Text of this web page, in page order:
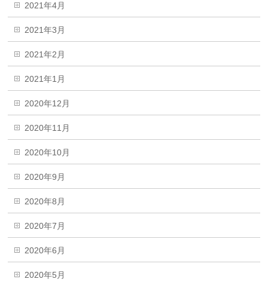
2021年4月
2021年3月
2021年2月
2021年1月
2020年12月
2020年11月
2020年10月
2020年9月
2020年8月
2020年7月
2020年6月
2020年5月